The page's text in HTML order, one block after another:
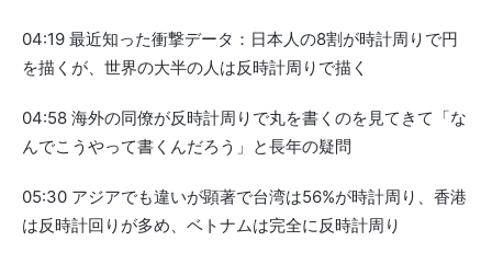
04:19 最近知った衝撃データ：日本人の8割が時計周りで円
を描くが、世界の大半の人は反時計周りで描く
04:58 海外の同僚が反時計周りで丸を書くのを見てきて「な
んでこうやって書くんだろう」と長年の疑問
05:30 アジアでも違いが顕著で台湾は56%が時計周り、香港
は反時計回りが多め、ベトナムは完全に反時計周り